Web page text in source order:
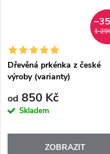
1
Dřevěná prkénka z české
výroby (varianty)
od 850 Kč
Skladem
ZOBRAZIT